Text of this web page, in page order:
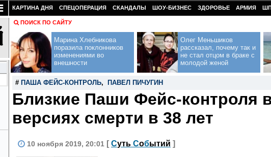
КАРТИНА ДНЯ СПЕЦОПЕРАЦИЯ СКАНДАЛЫ ШОУ-БИЗНЕС ЗДОРОВЬЕ АРМИЯ
ПОИСК ПО САЙТУ
Марина Хлебникова
поразила поклонников
изменениями во
внешности
Олег Меньшиков
рассказал, почему так и
не стал отцом в браке с
молодой женой
# ПАША ФЕЙС-КОНТРОЛЬ, ПАВЕЛ ПИЧУГИН
Близкие Паши Фейс-контроля
версиях смерти в 38 лет
10 ноября 2019, 20:01 [ Суть Событий ]